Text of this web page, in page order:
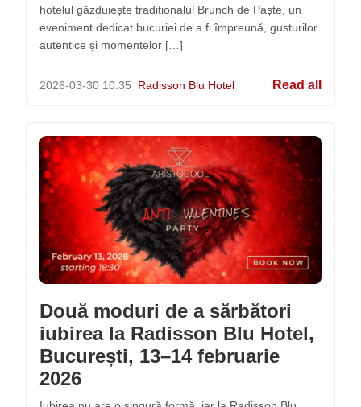
hotelul găzduiește tradiționalul Brunch de Paște, un
eveniment dedicat bucuriei de a fi împreună, gusturilor
autentice și momentelor […]
2026-03-30 10:35 Radisson Blu Hotel Read all
Două moduri de a sărbători
iubirea la Radisson Blu Hotel,
București, 13–14 februarie
2026